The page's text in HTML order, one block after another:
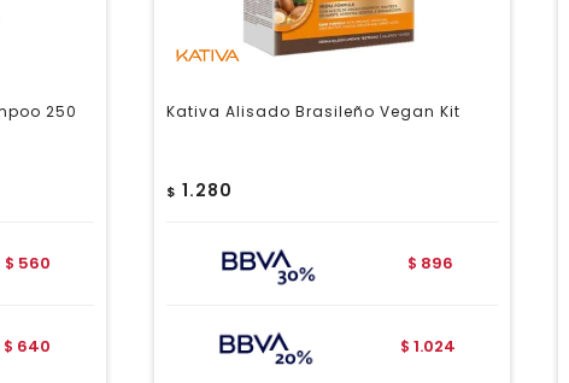
250
$ 560
$ 640
Kativa Alisado Brasileño Vegan Kit
$ 1.280
$ 896
$ 1.024